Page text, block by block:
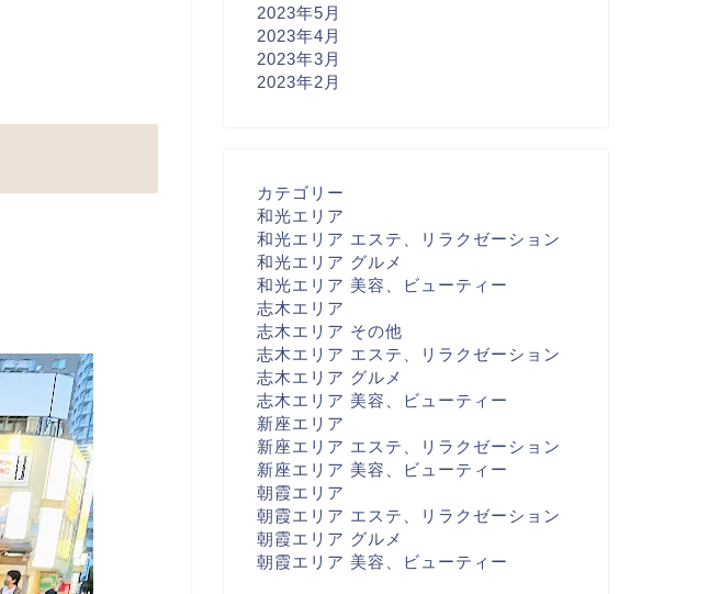
2023年5月
2023年4月
2023年3月
2023年2月
カテゴリー
和光エリア
和光エリア エステ、リラクゼーション
和光エリア グルメ
和光エリア 美容、ビューティー
志木エリア
志木エリア その他
志木エリア エステ、リラクゼーション
志木エリア グルメ
志木エリア 美容、ビューティー
新座エリア
新座エリア エステ、リラクゼーション
新座エリア 美容、ビューティー
朝霞エリア
朝霞エリア エステ、リラクゼーション
朝霞エリア グルメ
朝霞エリア 美容、ビューティー